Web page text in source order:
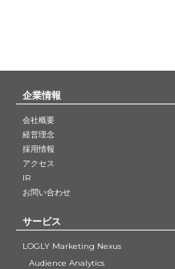
企業情報
会社概要
経営理念
採用情報
アクセス
IR
お問い合わせ
サービス
LOGLY Marketing Nexus
Audience Analytics